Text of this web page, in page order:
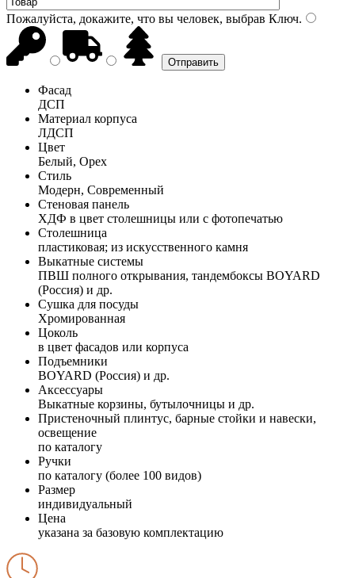
Пожалуйста, докажите, что вы человек, выбрав Ключ.
Фасад
ДСП
Материал корпуса
ЛДСП
Цвет
Белый, Орех
Стиль
Модерн, Современный
Стеновая панель
ХДФ в цвет столешницы или с фотопечатью
Столешница
пластиковая; из искусственного камня
Выкатные системы
ПВШ полного открывания, тандембоксы BOYARD
(Россия) и др.
Сушка для посуды
Хромированная
Цоколь
в цвет фасадов или корпуса
Подъемники
BOYARD (Россия) и др.
Аксессуары
Выкатные корзины, бутылочницы и др.
Пристеночный плинтус, барные стойки и навески,
освещение
по каталогу
Ручки
по каталогу (более 100 видов)
Размер
индивидуальный
Цена
указана за базовую комплектацию